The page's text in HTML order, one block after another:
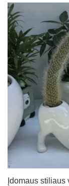
Įdomaus stiliaus